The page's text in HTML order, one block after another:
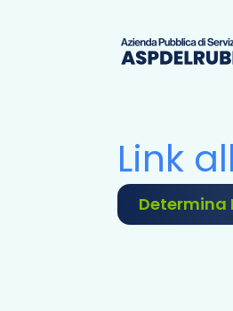
Link
Determina